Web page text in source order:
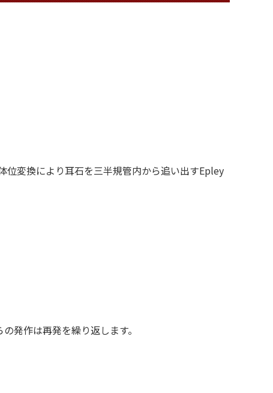
位変換により耳石を三半規管内から追い出すEpley
発作は再発を繰り返します。